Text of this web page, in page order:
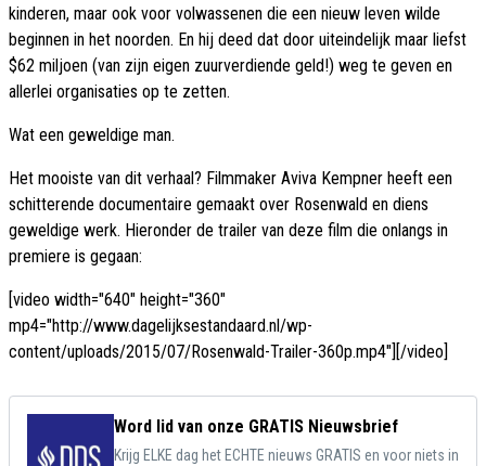
kinderen, maar ook voor volwassenen die een nieuw leven wilde
beginnen in het noorden. En hij deed dat door uiteindelijk maar liefst
$62 miljoen (van zijn eigen zuurverdiende geld!) weg te geven en
allerlei organisaties op te zetten.
Wat een geweldige man.
Het mooiste van dit verhaal? Filmmaker Aviva Kempner heeft een
schitterende documentaire gemaakt over Rosenwald en diens
geweldige werk. Hieronder de trailer van deze film die onlangs in
premiere is gegaan:
[video width="640" height="360"
mp4="http://www.dagelijksestandaard.nl/wp-
content/uploads/2015/07/Rosenwald-Trailer-360p.mp4"][/video]
Word lid van onze GRATIS Nieuwsbrief
Krijg ELKE dag het ECHTE nieuws GRATIS en voor niets in